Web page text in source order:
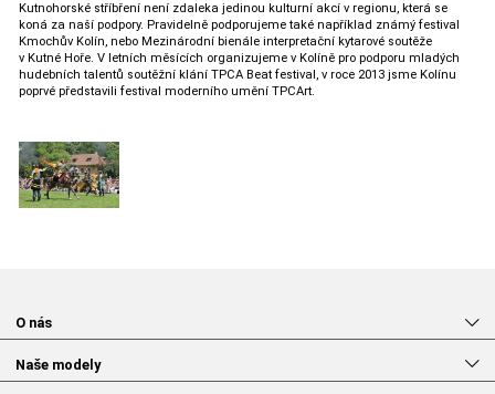
Kutnohorské stříbření není zdaleka jedinou kulturní akcí v regionu, která se
koná za naší podpory. Pravidelně podporujeme také například známý festival
Kmochův Kolín, nebo Mezinárodní bienále interpretační kytarové soutěže
v Kutné Hoře. V letních měsících organizujeme v Kolíně pro podporu mladých
hudebních talentů soutěžní klání TPCA Beat festival, v roce 2013 jsme Kolínu
poprvé představili festival moderního umění TPCArt.
O nás
Naše modely